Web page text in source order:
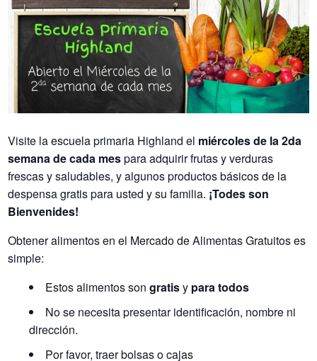
Visite la escuela primaria Highland el miércoles de la 2da
semana de cada mespara adquirir frutas y verduras
frescas y saludables, y algunos productos básicos de la
despensa gratis para usted y su familia. ¡Todes son
Bienvenides!
Obtener alimentos en el Mercado de Alimentas Gratuitos es
simple:
Estos alimentos songratisy para todos
No se necesita presentar identificación, nombre ni
dirección.
Por favor, traer bolsas o cajas